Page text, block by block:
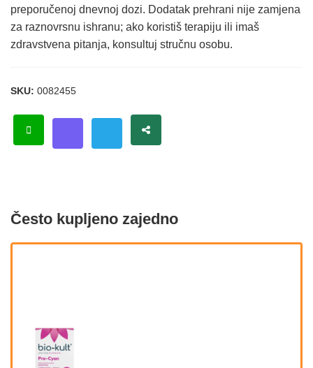
preporučenoj dnevnoj dozi. Dodatak prehrani nije zamjena
za raznovrsnu ishranu; ako koristiš terapiju ili imaš
zdravstvena pitanja, konsultuj stručnu osobu.
SKU: 0082455
Često kupljeno zajedno